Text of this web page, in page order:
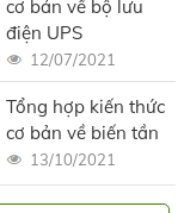
cơ bản về bộ lưu
điện UPS
12/07/2021
Tổng hợp kiến thức
cơ bản về biến tần
13/10/2021